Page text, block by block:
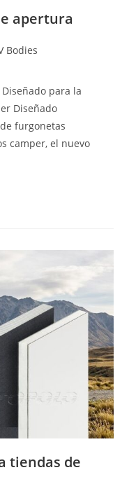
apertura
Bodies
para la
Diseñado
furgonetas
camper, el nuevo
tiendas de